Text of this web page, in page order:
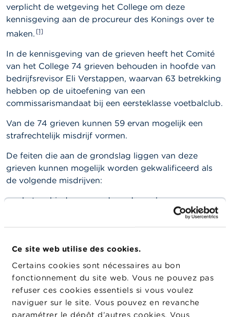
Ce site web utilise des cookies.
Certains cookies sont nécessaires au bon
fonctionnement du site web. Vous ne pouvez pas
refuser ces cookies essentiels si vous voulez
naviguer sur le site. Vous pouvez en revanche
paramétrer le dépôt d’autres cookies. Vous
verplicht de wetgeving het College om deze
kennisgeving aan de procureur des Konings over te
maken. [1]
In de kennisgeving van de grieven heeft het Comité
van het College 74 grieven behouden in hoofde van
bedrijfsrevisor Eli Verstappen, waarvan 63 betrekking
hebben op de uitoefening van een
commissarismandaat bij een eersteklasse voetbalclub.
Van de 74 grieven kunnen 59 ervan mogelijk een
strafrechtelijk misdrijf vormen.
De feiten die aan de grondslag liggen van deze
grieven kunnen mogelijk worden gekwalificeerd als
de volgende misdrijven:
het verhinderen van de onderzoeken en
expertises van het College krachtens de wet van
7 december 2016 of het College bewust onjuiste
van de wet van 7 december 2016 tot organisatie
van het beroep van en het publiek toezicht op de
bedrijfsrevisoren);
het hinderen van de inspecties en verificaties van
het College of weigeren de gegevens te